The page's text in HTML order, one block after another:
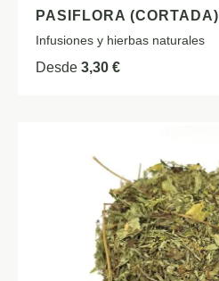
PASIFLORA (CORTADA)
Infusiones y hierbas naturales
Desde 3,30 €